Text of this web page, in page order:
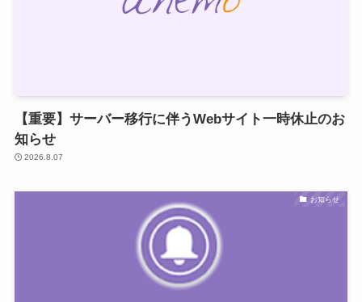
【重要】サーバー移行に伴うWebサイト一時休止のお
知らせ
2026.8.07
お知らせ